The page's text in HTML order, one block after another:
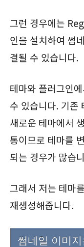
그런 경우에는
인을 설치하여 썸
결될 수 있습니다.
테마와 플러그인
수 있습니다. 기존
새로운 테마에서
통이므로 테마를
되는 경우가 많습
그래서 저는 테마
재생성해줍니다.
썸네일 이미